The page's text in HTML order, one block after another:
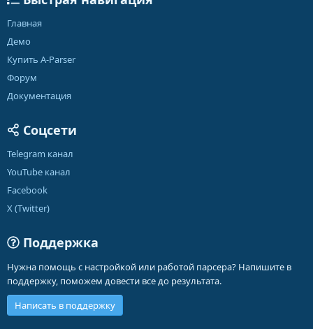
Главная
Демо
Купить A-Parser
Форум
Документация
Соцсети
Telegram канал
YouTube канал
Facebook
X (Twitter)
Поддержка
Нужна помощь с настройкой или работой парсера? Напишите в
поддержку, поможем довести все до результата.
Написать в поддержку